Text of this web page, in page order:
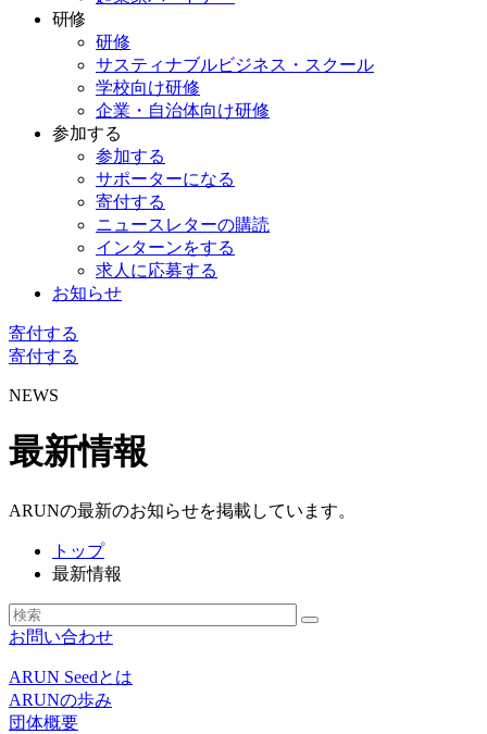
研修
研修
サスティナブルビジネス・スクール
学校向け研修
企業・自治体向け研修
参加する
参加する
サポーターになる
寄付する
ニュースレターの購読
インターンをする
求人に応募する
お知らせ
寄付する
寄付する
NEWS
最新情報
ARUNの最新のお知らせを掲載しています。
トップ
最新情報
お問い合わせ
ARUN Seedとは
ARUNの歩み
団体概要